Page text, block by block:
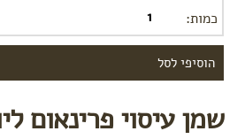
כמות:
שמן עיסוי פרינאום